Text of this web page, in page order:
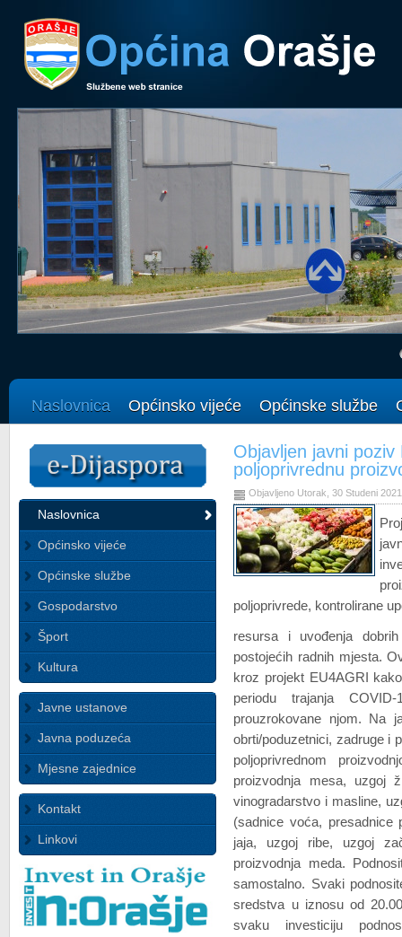
Naslovnica Općinsko vijeće Općinske službe
Naslovnica
Općinsko vijeće
Općinske službe
Gospodarstvo
Šport
Kultura
Javne ustanove
Javna poduzeća
Mjesne zajednice
Kontakt
Linkovi
Objavljen javni
poljoprivrednu
Objavljeno Utorak, 30 Studeni 2021
poljoprivrede, kontrolirane
resursa i uvođenja
postojećih radnih mjesta.
kroz projekt EU4AGRI
periodu trajanja
prouzrokovane njom. Na
obrti/poduzetnici, zadruge i
poljoprivrednom
proizvodnja mesa, uzgoj
vinogradarstvo i masline,
(sadnice voća, presadnice
jaja, uzgoj ribe, uzgoj
proizvodnja meda.
samostalno. Svaki
sredstva u iznosu od
svaku investiciju